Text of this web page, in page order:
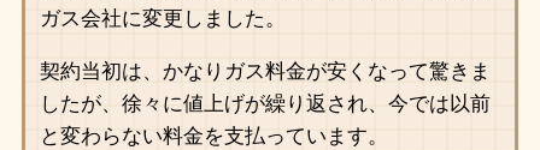
ガス会社に変更しました。
契約当初は、かなりガス料金が安くなって驚きま
したが、徐々に値上げが繰り返され、今では以前
と変わらない料金を支払っています。